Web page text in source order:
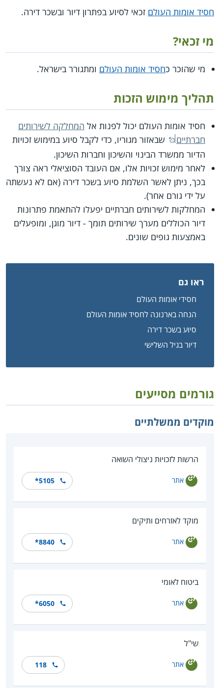
חסיד אומות העולם זכאי לסיוע בפתרון דיור ובשכר דירה.
מי זכאי?
מי שהוכר כחסיד אומות העולם ומתגורר בישראל.
תהליך מימוש הזכות
חסיד אומות העולם יכול לפנות אל המחלקה לשירותים
חברתיים
שבאזור מגוריו, כדי לקבל סיוע במימוש זכויות
הדיור ממשרד הבינוי והשיכון וחברות השיכון.
לאחר מימוש זכויות אלו, אם העובד הסוציאלי ראה צורך
בכך, ניתן לאשר השלמת סיוע בשכר דירה (אם לא נעשתה
על ידי גורם אחר).
המחלקות לשירותים חברתיים יפעלו להתאמת פתרונות
דיור הכוללים מערך שירותים תומך - דיור מוגן, ומופעלים
באמצעות גופים שונים.
ראו גם
חסידי אומות העולם
הנחה בארנונה לחסיד אומות העולם
סיוע בשכר דירה
דיור בגיל השלישי
גורמים מסייעים
מוקדים ממשלתיים
הרשות לזכויות ניצולי השואה
אתר *5105
מוקד לאזרחים ותיקים
אתר *8840
ביטוח לאומי
אתר *6050
שי"ל
אתר 118